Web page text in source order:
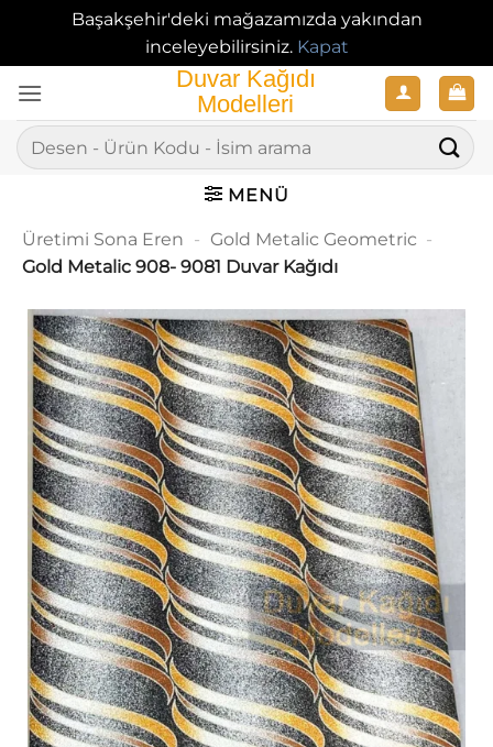
Başakşehir'deki mağazamızda yakından
inceleyebilirsiniz. Kapat
atla
Ara:
MENÜ
Üretimi Sona Eren - Gold Metalic Geometric -
Gold Metalic 908- 9081 Duvar Kağıdı